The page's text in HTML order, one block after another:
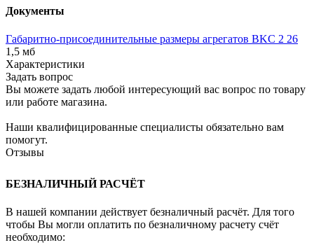
Документы
Габаритно-присоединительные размеры агрегатов BKС 2 26
1,5 мб
Характеристики
Задать вопрос
Вы можете задать любой интересующий вас вопрос по товару
или работе магазина.
Наши квалифицированные специалисты обязательно вам
помогут.
Отзывы
БЕЗНАЛИЧНЫЙ РАСЧЁТ
В нашей компании действует безналичный расчёт. Для того
чтобы Вы могли оплатить по безналичному расчету счёт
необходимо: